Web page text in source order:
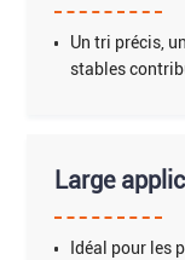
Un tri précis,
stables
Large
Idéal pour les